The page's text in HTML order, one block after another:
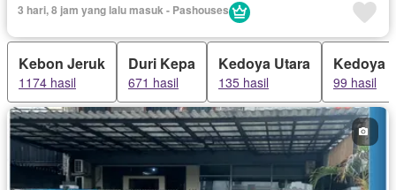
3 hari, 8 jam yang lalu masuk - Pashouses
Kebon Jeruk
1174 hasil
Duri Kepa
671 hasil
Kedoya Utara
135 hasil
Kedoya
99 hasil